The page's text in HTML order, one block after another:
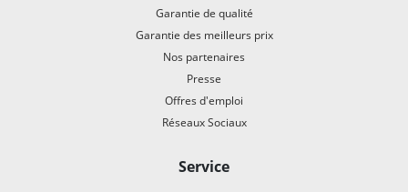
Garantie de qualité
Garantie des meilleurs prix
Nos partenaires
Presse
Offres d'emploi
Réseaux Sociaux
Service